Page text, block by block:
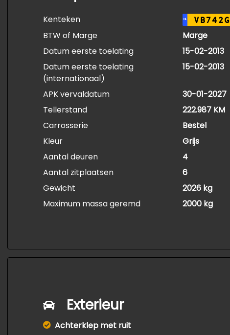
Kenteken NL VB742G
BTW of Marge
Marge
Datum eerste toelating
15-02-2013
Datum eerste toelating
(internationaal)
15-02-2013
APK vervaldatum
30-01-2027
Tellerstand
222.987 KM
Carrosserie
Bestel
Kleur
Grijs
Aantal deuren
4
Aantal zitplaatsen
6
Gewicht
2026 kg
Maximum massa geremd
2000 kg
Exterieur
Achterklep met ruit